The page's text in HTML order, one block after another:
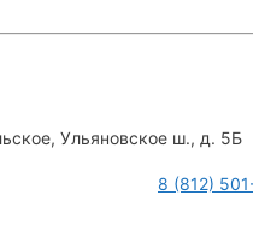
Ульяновское ш., д. 5Б
8 (812)